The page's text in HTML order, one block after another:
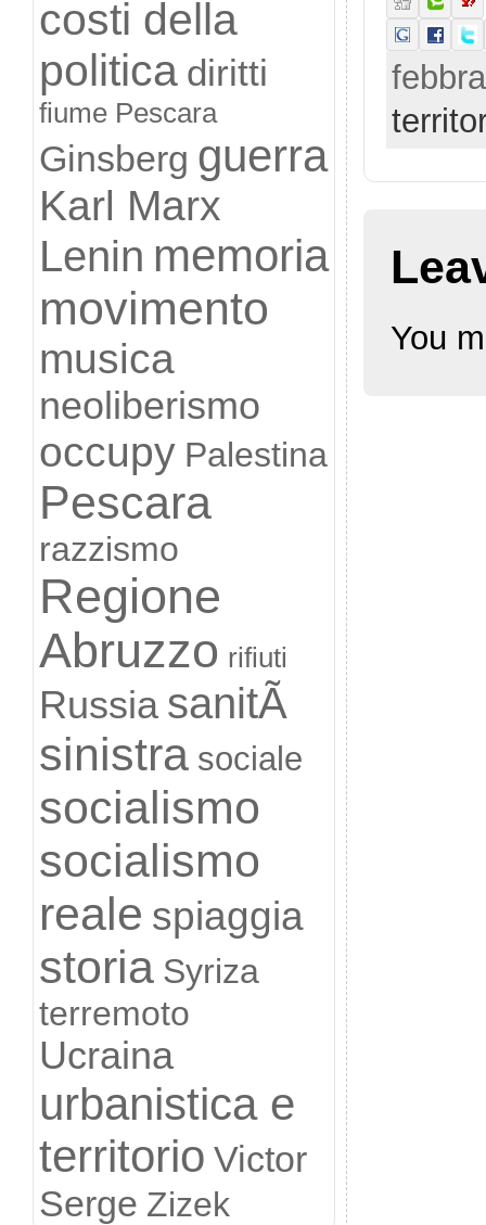
costi della
politica diritti
fiume Pescara
Ginsberg guerra
Karl Marx
Lenin memoria
movimento
musica
neoliberismo
occupy Palestina
Pescara
razzismo
Regione
Abruzzo rifiuti
Russia sanitÃ
sinistra sociale
socialismo
socialismo
reale spiaggia
storia Syriza
terremoto
Ucraina
urbanistica e
territorio Victor
Serge Zizek
You